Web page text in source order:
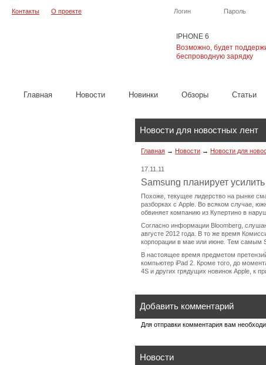
IPHONE 6
Возможно, будет
беспроводную зарядку
Логин Пароль
Контакты О проекте
Главная Новости Новинки Обзоры Cтатьи
Новости для новостных лент
Главная → Новости → Новости для
17.11.11
Samsung планирует
Похоже, текущее лидерство на рынке
разборках с Apple. Во всяком случае,
обвиняет компанию из Купертино в
Согласно информации Bloomberg,
августе 2012 года. В то же время
корпорации в мае или июне. Тем самым
В настоящее время предметом
компьютер iPad 2. Кроме того, до
4S и других грядущих новинок Apple, к
Добавить комментарий
Для отправки комментария вам
Новости